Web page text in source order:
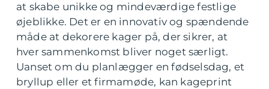
at skabe unikke og mindeværdige festlige
øjeblikke. Det er en innovativ og spændende
måde at dekorere kager på, der sikrer, at
hver sammenkomst bliver noget særligt.
Uanset om du planlægger en fødselsdag, et
bryllup eller et firmamøde, kan kageprint